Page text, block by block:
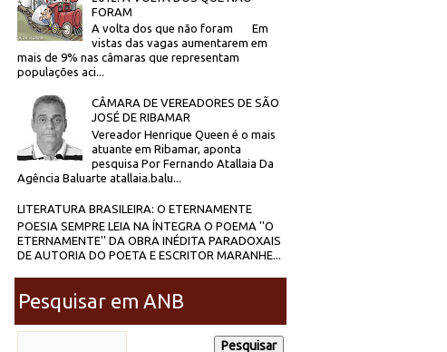
FORAM
A volta dos que não foram Em
vistas das vagas aumentarem em
mais de 9% nas câmaras que representam
populações aci...
CÂMARA DE VEREADORES DE SÃO
JOSÉ DE RIBAMAR
Vereador Henrique Queen é o mais
atuante em Ribamar, aponta
pesquisa Por Fernando Atallaia Da
Agência Baluarte atallaia.balu...
LITERATURA BRASILEIRA: O ETERNAMENTE
POESIA SEMPRE LEIA NA ÍNTEGRA O POEMA ''O
ETERNAMENTE'' DA OBRA INÉDITA PARADOXAIS
DE AUTORIA DO POETA E ESCRITOR MARANHE...
Pesquisar em ANB